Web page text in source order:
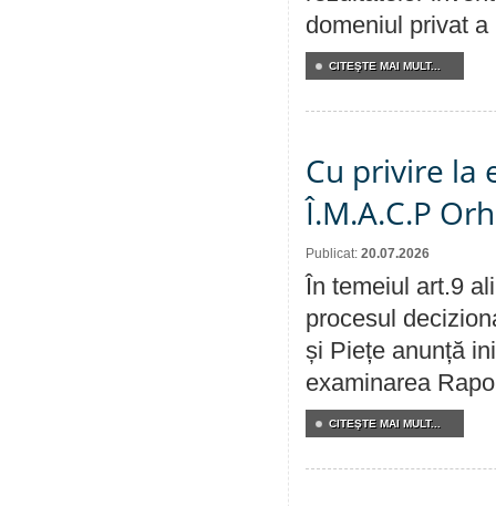
domeniul privat a
CITEŞTE MAI MULT...
Cu privire la
Î.M.A.C.P
Publicat: 20.07.2026
În temeiul art.9
procesul
și Piețe anunță
examinarea
CITEŞTE MAI MULT...